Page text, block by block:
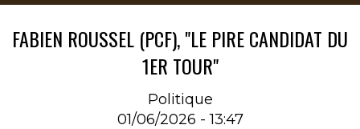
FABIEN ROUSSEL (PCF), "LE PIRE CANDIDAT DU
1ER TOUR"
Politique
01/06/2026 - 13:47